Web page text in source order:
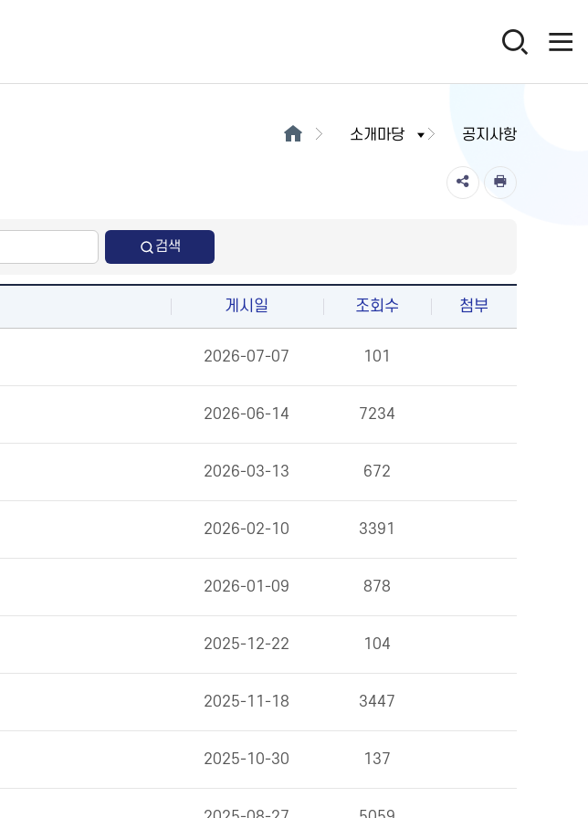
소개마당 공지사항
검색
게시일 조회수 첨부
2026-07-07 101
2026-06-14 7234
2026-03-13 672
2026-02-10 3391
2026-01-09 878
2025-12-22 104
2025-11-18 3447
2025-10-30 137